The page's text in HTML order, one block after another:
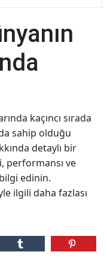
kaçıncı sırada
sahip olduğu
detaylı bir
performansı ve
edinin.
ilgili daha fazlası